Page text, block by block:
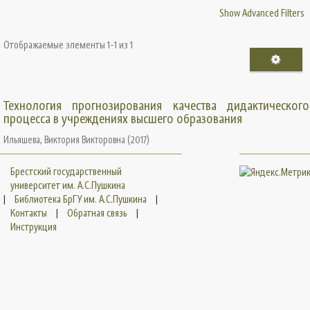
Show Advanced Filters
Отображаемые элементы 1-1 из 1
Технология прогнозирования качества дидактического
процесса в учреждениях высшего образования
Ильяшева, Виктория Викторовна (2017)
Брестский государственный
университет им. А.С.Пушкина
|
Библиотека БрГУ им. А.С.Пушкина
|
Контакты
| Обратная связь
|
Инструкция